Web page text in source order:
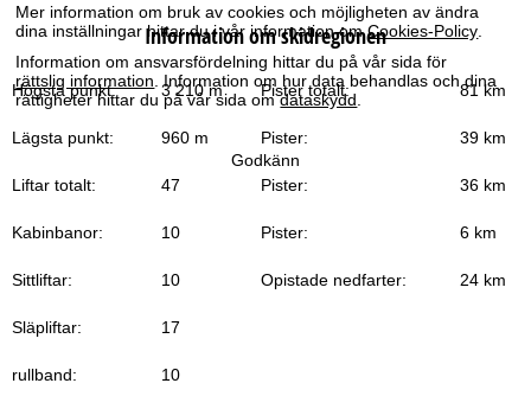
Mer information om bruk av cookies och möjligheten av ändra
dina inställningar hittar du i vår information omCookies-Policy
Information om ansvarsfördelning hittar du på vår sida för
rättslig information . Information om hur data behandlas och dina
rättigheter hittar du på vår sida omdataskydd
Godkänn
r
t
s
Information om skidregionen
Högsta punkt: 3 210 m Pister totalt: 81 km
Lägsta punkt: 960 m Pister: 39 km
Liftar totalt: 47 Pister: 36 km
Kabinbanor: 10 Pister: 6 km
Sittliftar: 10 Opistade nedfarter: 24 km
Släpliftar: 17
rullband: 10